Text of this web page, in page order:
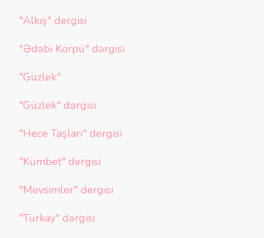
"Alkış" dergisi
"Ədəbi Körpü" dərgisi
"Güzlek"
"Güzlek" dərgisi
"Hece Taşları" dergisi
"Kümbet" dergisi
"Mevsimler" dergisi
"Türkay" dərgisi